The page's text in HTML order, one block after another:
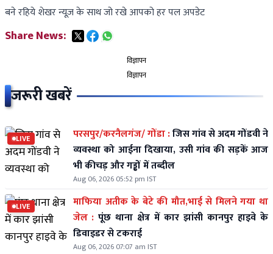
बने रहिये शेखर न्यूज़ के साथ जो रखे आपको हर पल अपडेट
Share News:
विज्ञापन
विज्ञापन
जरूरी खबरें
LIVE परसपुर/करनैलगंज/ गोंडा :जिस गांव से अदम गोंडवी ने
व्यवस्था को आईना दिखाया, उसी गांव की सड़कें आज
भी कीचड़ और गड्ढों में तब्दील
Aug 06, 2026 05:52 pm IST
LIVE
माफिया अतीक के बेटे की मौत,भाई से मिलने गया था
जेल : पूंछ थाना क्षेत्र में कार झांसी कानपुर हाइवे के
डिवाइडर से टकराई
Aug 06, 2026 07:07 am IST